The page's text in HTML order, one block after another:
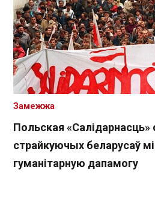
Польская «Салідарнасць»
страйкуючых беларусаў
гуманітарную дапамогу
Замежжа